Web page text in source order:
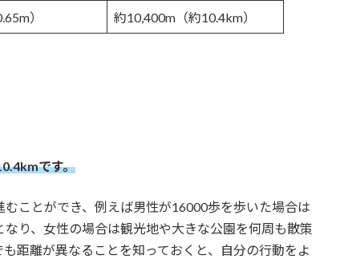
） 約10,400m（約10.4km）
です。
ことができ、例えば男性が16000歩を歩いた場合は
り、女性の場合は観光地や大きな公園を何周も散策
距離が異なることを知っておくと、自分の行動をよ